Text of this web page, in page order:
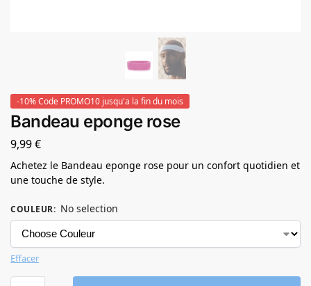
-10% Code PROMO10 jusqu'a la fin du mois
Bandeau eponge rose
9,99€
Achetez le Bandeau eponge rose pour un confort quotidien et
une touche de style.
COULEUR: No selection
Effacer